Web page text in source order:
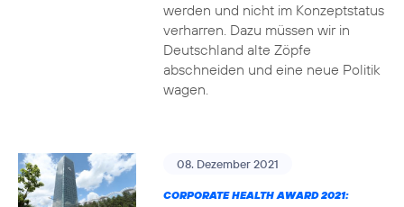
werden und nicht im Konzeptstatus
verharren. Dazu müssen wir in
Deutschland alte Zöpfe
abschneiden und eine neue Politik
wagen.
08. Dezember 2021
CORPORATE HEALTH AWARD 2021: